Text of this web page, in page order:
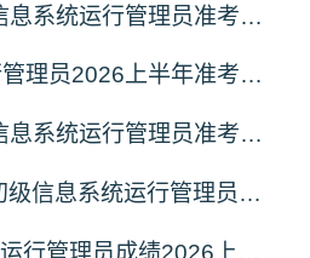
2026上半年软考信息系统运行管理员准考证打印时间5月18日起
软考信息系统运行管理员2026上半年准考证打印时间汇总
2026上半年软考信息系统运行管理员准考证打印时间入口及要求
2026上半年软考初级信息系统运行管理员成绩多久能出？成绩查询时间多少？
软考初级信息系统运行管理员成绩2026上半年多久能查？26上半年信息系统运行管理员成绩查询